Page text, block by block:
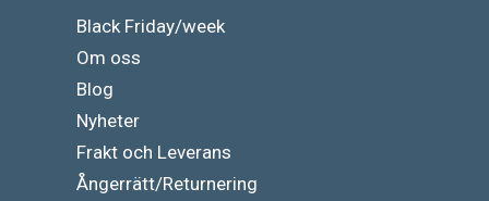
Black Friday/week
Om oss
Blog
Nyheter
Frakt och Leverans
Ångerrätt/Returnering